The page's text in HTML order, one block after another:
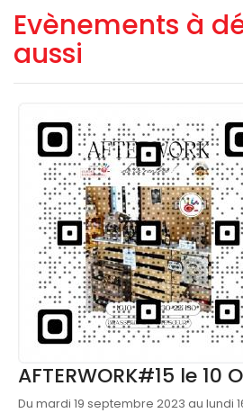
Evènements à
aussi
AFTERWORK#15 le 10
Du mardi 19 septembre 2023 au lundi